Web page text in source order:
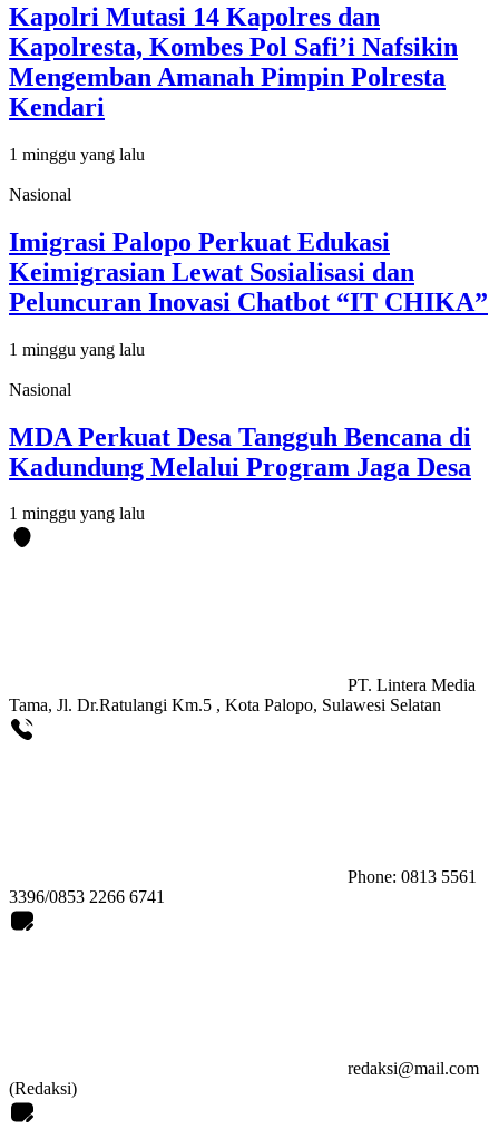
Kapolri Mutasi 14 Kapolres dan
Kapolresta, Kombes Pol Safi’i Nafsikin
Mengemban Amanah Pimpin Polresta
Kendari
1 minggu yang lalu
Nasional
Imigrasi Palopo Perkuat Edukasi
Keimigrasian Lewat Sosialisasi dan
Peluncuran Inovasi Chatbot “IT CHIKA”
1 minggu yang lalu
Nasional
MDA Perkuat Desa Tangguh Bencana di
Kadundung Melalui Program Jaga Desa
1 minggu yang lalu
PT. Lintera Media
Tama, Jl. Dr.Ratulangi Km.5 , Kota Palopo, Sulawesi Selatan
Phone: 0813 5561
3396/0853 2266 6741
redaksi@mail.com
(Redaksi)